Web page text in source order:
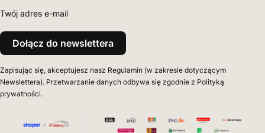
Twój adres e-mail
Dołącz do newslettera
Zapisując się, akceptujesz nasz Regulamin (w zakresie dotyczącym
Newslettera). Przetwarzanie danych odbywa się zgodnie z Polityką
prywatności.